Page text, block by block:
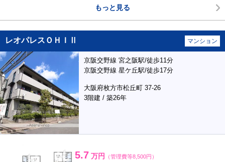
もっと見る
レオパレスＯＨＩⅡ マンション
京阪交野線 宮之阪駅/徒歩11分
京阪交野線 星ケ丘駅/徒歩17分
大阪府枚方市松丘町 37-26
3階建 / 築26年
5.7 万円 （管理費等8,500円）